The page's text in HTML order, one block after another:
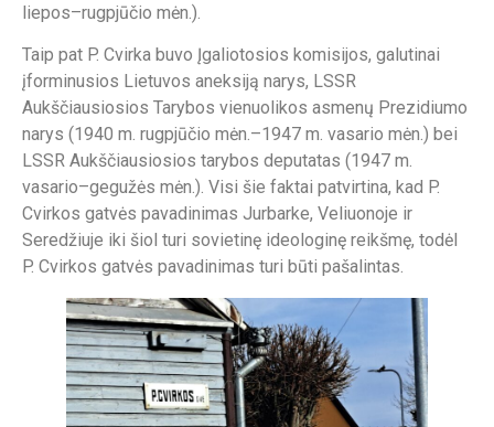
liepos–rugpjūčio mėn.).
Taip pat P. Cvirka buvo Įgaliotosios komisijos, galutinai
įforminusios Lietuvos aneksiją narys, LSSR
Aukščiausiosios Tarybos vienuolikos asmenų Prezidiumo
narys (1940 m. rugpjūčio mėn.–1947 m. vasario mėn.) bei
LSSR Aukščiausiosios tarybos deputatas (1947 m.
vasario–gegužės mėn.). Visi šie faktai patvirtina, kad P.
Cvirkos gatvės pavadinimas Jurbarke, Veliuonoje ir
Seredžiuje iki šiol turi sovietinę ideologinę reikšmę, todėl
P. Cvirkos gatvės pavadinimas turi būti pašalintas.